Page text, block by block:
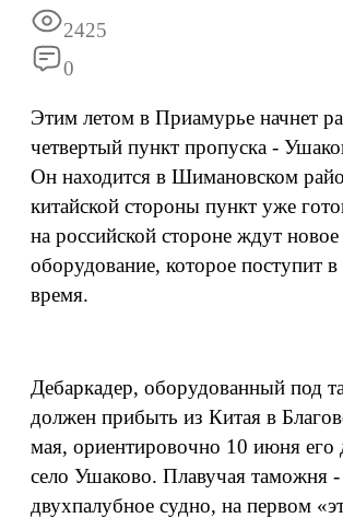
Информация
2425
0
Этим летом в Приамурье начнет
четвертый пункт пропуска -
Он находится в Шимановском
китайской стороны пункт уже
на российской стороне ждут новое
оборудование, которое поступит
время.
Дебаркадер, оборудованный под
должен прибыть из Китая в
мая, ориентировочно 10 июня его
село Ушаково. Плавучая таможня -
двухпалубное судно, на первом